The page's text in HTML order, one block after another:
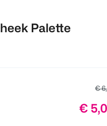
Palette
€
€